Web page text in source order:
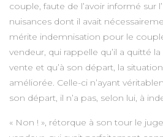
couple, faute de l’avoir informé sur
nuisances dont il avait
mérite indemnisation pour le
vendeur, qui rappelle qu’il a quitté
vente et qu’à son départ, la
améliorée. Celle-ci n’ayant
son départ, il n’a pas, selon lui, à
« Non ! », rétorque à son tour le